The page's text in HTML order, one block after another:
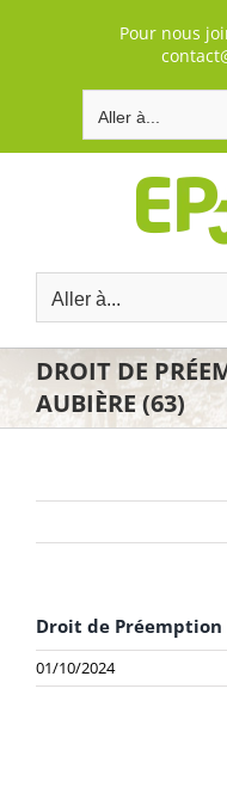
Pour nous
Aller à...
Aller à...
DROIT DE
AUBIÈRE (63)
Droit de Préemption
01/10/2024